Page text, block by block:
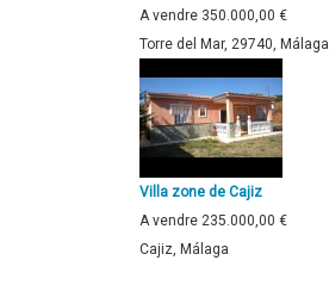
A vendre 350.000,00 €
Torre del Mar, 29740, Málaga
Villa zone de Cajiz
A vendre 235.000,00 €
Cajiz, Málaga